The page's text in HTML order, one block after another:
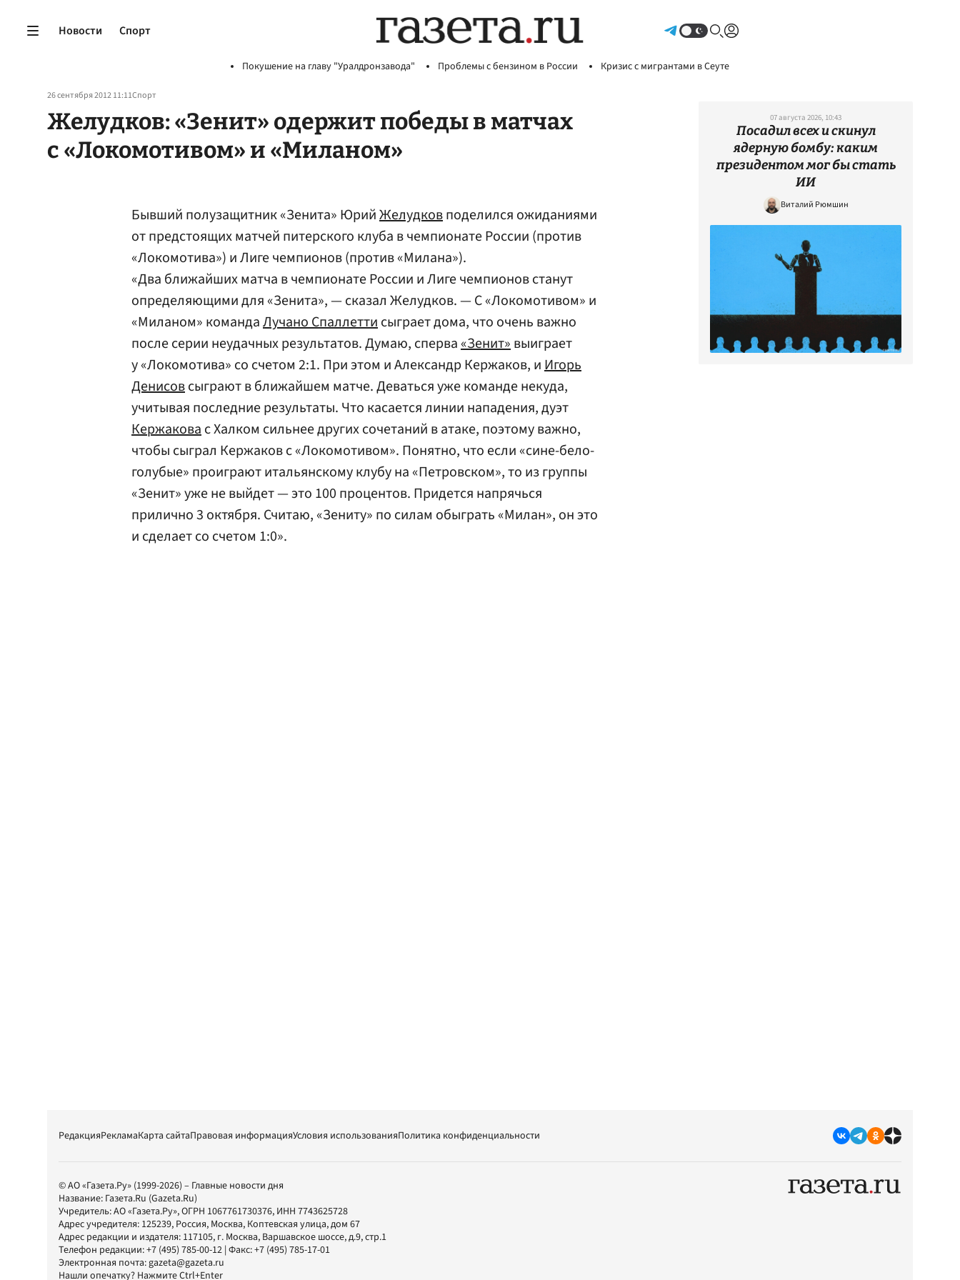
Новости Спорт
Покушение на главу "Уралдронзавода" Проблемы с бензином в России Кризис с мигрантами в Сеуте
26 сентября 2012 11:11Спорт
Желудков: «Зенит» одержит победы в матчах
с «Локомотивом» и «Миланом»
Бывший полузащитник «Зенита» ЮрийЖелудковподелился ожиданиями
от предстоящих матчей питерского клуба в чемпионате России (против
«Локомотива») и Лиге чемпионов (против «Милана»).
«Два ближайших матча в чемпионате России и Лиге чемпионов станут
определяющими для «Зенита», — сказал Желудков. — С «Локомотивом» и
«Миланом» командаЛучано Спаллеттисыграет дома, что очень важно
после серии неудачных результатов. Думаю, сперва«Зенит»выиграет
у «Локомотива» со счетом 2:1. При этом и Александр Кержаков, иИгорь
Денисовсыграют в ближайшем матче. Деваться уже команде некуда,
учитывая последние результаты. Что касается линии нападения, дуэт
Кержаковас Халком сильнее других сочетаний в атаке, поэтому важно,
чтобы сыграл Кержаков с «Локомотивом». Понятно, что если «сине-бело-
голубые» проиграют итальянскому клубу на «Петровском», то из группы
«Зенит» уже не выйдет — это 100 процентов. Придется напрячься
прилично 3 октября. Считаю, «Зениту» по силам обыграть «Милан», он это
и сделает со счетом 1:0».
07 августа 2026, 10:43
Посадил всех и скинул
ядерную бомбу: каким
президентом мог бы стать
ИИ
Виталий Рюмшин
РедакцияРекламаКарта сайтаПравовая информацияУсловия использованияПолитика конфиденциальности
© АО «Газета.Ру» (1999-2026) – Главные новости дня
Название: Газета.Ru (Gazeta.Ru)
Учредитель:АО «Газета.Ру», ОГРН 1067761730376, ИНН 7743625728
Адрес учредителя: 125239, Россия, Москва, Коптевская улица, дом 67
Адрес редакции и издателя: 117105, г. Москва, Варшавское шоссе, д.9, стр.1
Телефон редакции:+7 (495) 785-00-12 | Факс:+7 (495) 785-17-01
Электронная почта:gazeta@gazeta.ru
Нашли опечатку? Нажмите Ctrl+Enter